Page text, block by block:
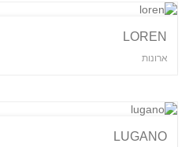
LOREN
ארונות
LUGANO